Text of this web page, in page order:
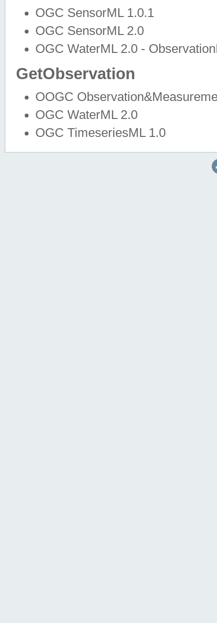
OGC SensorML 1.0.1
OGC SensorML 2.0
OGC WaterML 2.0 -
GetObservation
OOGC
OGC WaterML 2.0
OGC TimeseriesML 1.0